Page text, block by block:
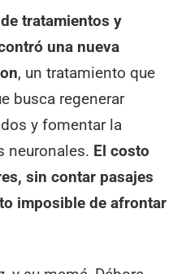
tratamientos y
una nueva
, un tratamiento que
busca regenerar
y fomentar la
neuronales. El costo
sin contar pasajes
imposible de afrontar